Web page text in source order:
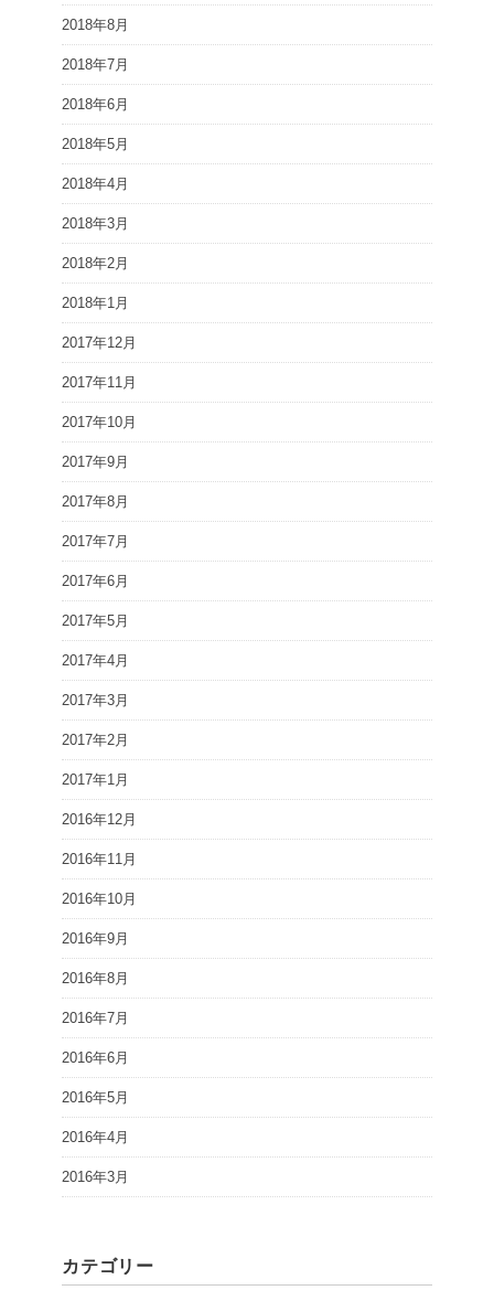
2018年8月
2018年7月
2018年6月
2018年5月
2018年4月
2018年3月
2018年2月
2018年1月
2017年12月
2017年11月
2017年10月
2017年9月
2017年8月
2017年7月
2017年6月
2017年5月
2017年4月
2017年3月
2017年2月
2017年1月
2016年12月
2016年11月
2016年10月
2016年9月
2016年8月
2016年7月
2016年6月
2016年5月
2016年4月
2016年3月
カテゴリー